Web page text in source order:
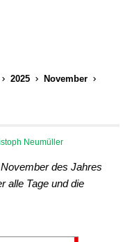
2025 November
Neumüller
des Jahres
alle Tage und die